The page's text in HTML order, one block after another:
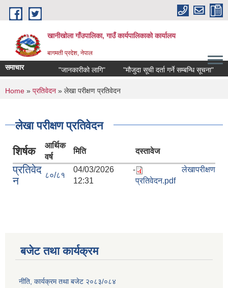
Skip to main content
खानीखोला गाँउपालिका, गाउँ कार्यपालिकाको कार्यालय
बागमती प्रदेश, नेपाल
समाचार "जानकारीको लागि" "मौजुदा सूची दर्ता गर्ने सम्बन्धि सूचना"
You are here
Home » प्रतिवेदन » लेखा परीक्षण प्रतिवेदन
लेखा परीक्षण प्रतिवेदन
शिर्षक
आर्थिक
वर्ष
मिति दस्तावेज
प्रतिवेद
न
८०/८१
04/03/2026 -
12:31
लेखापरीक्षण
प्रतिवेदन.pdf
बजेट तथा कार्यक्रम
नीति, कार्यक्रम तथा बजेट २०८३/०८४